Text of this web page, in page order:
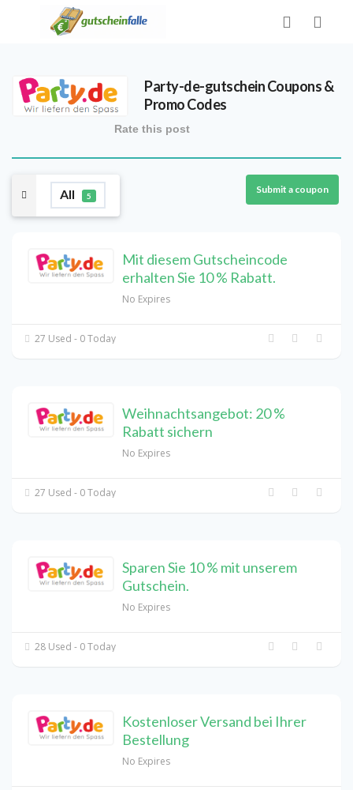
Party-de-gutscheinCoupons &
Promo Codes
Rate this post
All 5
Submit a coupon
Mit diesem Gutscheincode
erhalten Sie 10 % Rabatt.
No Expires
27 Used - 0 Today
Weihnachtsangebot: 20 %
Rabatt sichern
No Expires
27 Used - 0 Today
Sparen Sie 10 % mit unserem
Gutschein.
No Expires
28 Used - 0 Today
Kostenloser Versand bei Ihrer
Bestellung
No Expires